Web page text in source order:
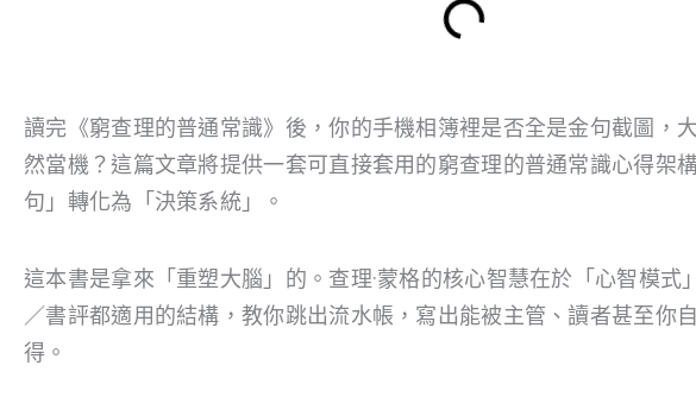
讀完《窮查理的普通常識》後，你的手機相簿裡是否全是金句截圖，
然當機？這篇文章將提供一套可直接套用的窮查理的普通常識心得架
句」轉化為「決策系統」。
這本書是拿來「重塑大腦」的。查理·蒙格的核心智慧在於「心智模式
／書評都適用的結構，教你跳出流水帳，寫出能被主管、讀者甚至你
得。